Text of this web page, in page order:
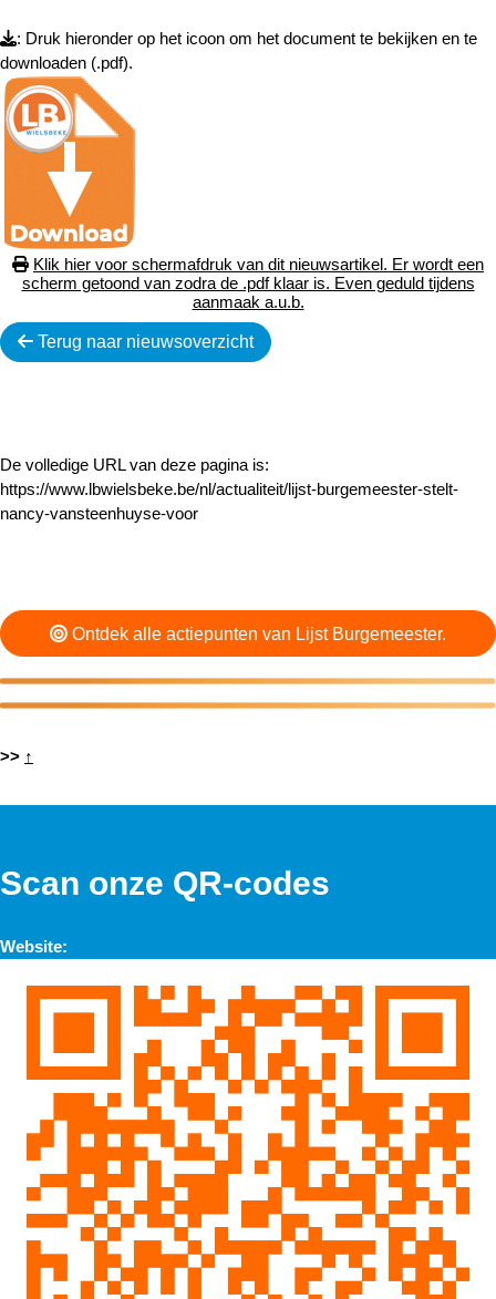
: Druk hieronder op het icoon om het document te bekijken en te
downloaden (.pdf).
Klik hier voor schermafdruk van dit nieuwsartikel. Er wordt een
scherm getoond van zodra de .pdf klaar is. Even geduld tijdens
aanmaak a.u.b.
Terug naar nieuwsoverzicht
De volledige URL van deze pagina is:
https://www.lbwielsbeke.be/nl/actualiteit/lijst-burgemeester-stelt-
nancy-vansteenhuyse-voor
Ontdek alle actiepunten van Lijst Burgemeester.
>> ↑
Scan onze QR-codes
Website: